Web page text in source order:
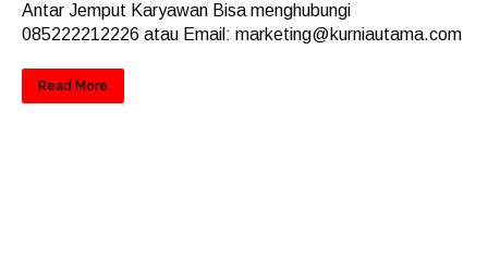
Antar Jemput Karyawan Bisa menghubungi
085222212226 atau Email: marketing@kurniautama.com
Read More